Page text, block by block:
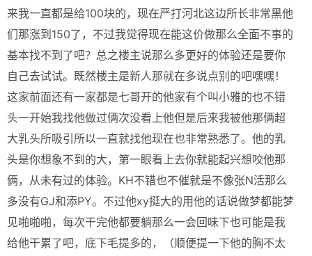
来我一直都是给100块的，现在严打河北这边所长非常黑他
们那涨到150了，不过我觉得现在能这价做那么全面不事的
基本找不到了吧？总之楼主说那么多更好的体验还是要你
自己去试试。既然楼主是新人那就在多说点别的吧嘿嘿！
这家前面还有一家都是七哥开的他家有个叫小雅的也不错
头一开始我找他做过俩次没看上他但是后来我被他那俩超
大乳头所吸引所以一直就找他现在也非常熟悉了。他的乳
头是你想象不到的大，第一眼看上去你就能起兴想咬他那
俩，从未有过的体验。KH不错也不催就是不像张N活那么
多没有GJ和添PY。不过他xy挺大的用他的话说做梦都能梦
见啪啪啪，每次干完他都要躺那么一会回味下也可能是我
给他干累了吧，底下毛提多的，（顺便提一下他的胸不太